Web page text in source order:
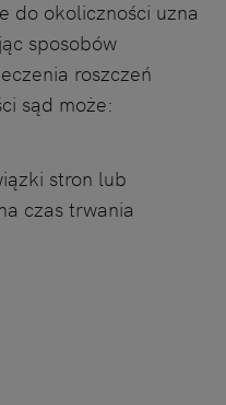
do okoliczności uzna
sposobów
roszczeń
sąd może:
stron lub
czas trwania